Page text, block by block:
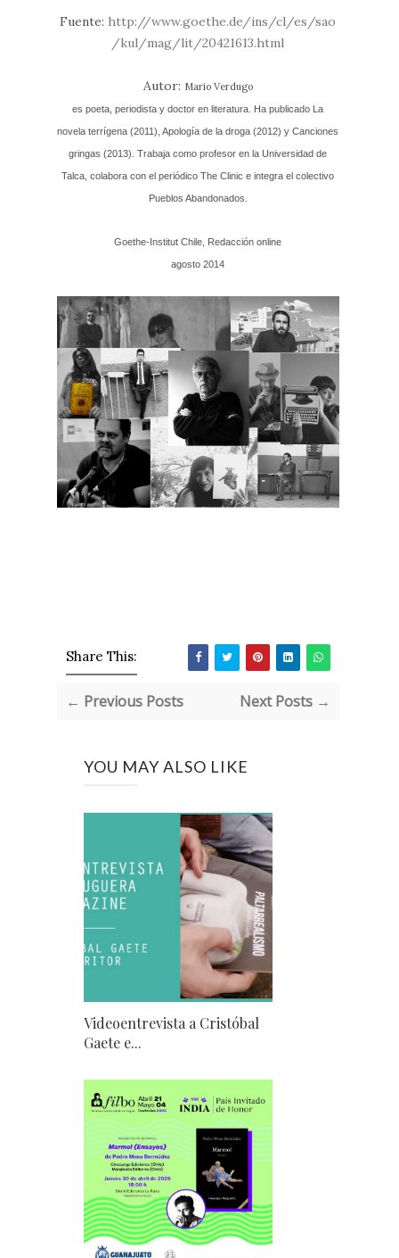
Fuente: http://www.goethe.de/ins/cl/es/sao
/kul/mag/lit/20421613.html
Autor: Mario Verdugo
es poeta, periodista y doctor en literatura. Ha publicado La
novela terrígena (2011), Apología de la droga (2012) y Canciones
gringas (2013). Trabaja como profesor en la Universidad de
Talca, colabora con el periódico The Clinic e integra el colectivo
Pueblos Abandonados.
Goethe-Institut Chile, Redacción online
agosto 2014
Share This:
← Previous Posts Next Posts →
YOU MAY ALSO LIKE
Videoentrevista a Cristóbal
Gaete e...